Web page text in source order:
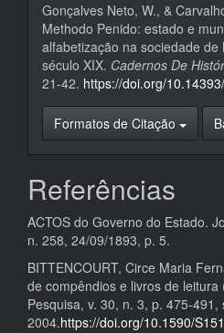
Gonçalves Neto, W., &
Methodo Penido: estado e
alfabetização na sociedade
século XIX. Cadernos De
21-42. https://doi.org/
Formatos de Citação
Referências
ACTOS do Governo do Estado.
n. 258, 24/09/1893, p. 5.
BITTENCOURT, Circe Maria
de compêndios e livros de
Pesquisa, v. 30, n. 3, p. 475-491,
2004.https://doi.org/10.1590/